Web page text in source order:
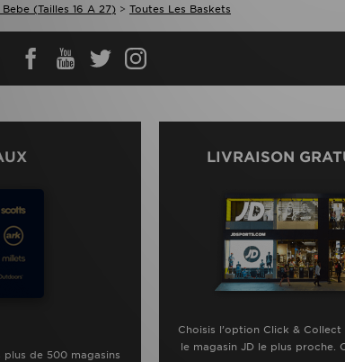
Bebe (tailles 16 A 27) > Toutes Les Baskets
de 500 magasins
LIVRAISON
Choisis l’option Click &
le magasin JD le plus proche.